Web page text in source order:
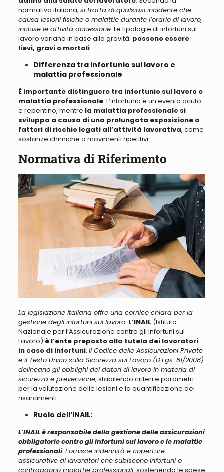
normativa italiana, si tratta di qualsiasi incidente che
causa lesioni fisiche o malattie durante l’orario di lavoro,
incluse le attività accessorie. Le tipologie di infortuni sul
lavoro variano in base alla gravità: possono essere
lievi, gravi o mortali.
Differenza tra infortunio sul lavoro e
malattia professionale
È importante distinguere tra infortunio sul lavoro e
malattia professionale. L’infortunio è un evento acuto
e repentino, mentre la malattia professionale si
sviluppa a causa di una prolungata esposizione a
fattori di rischio legati all’attività lavorativa, come
sostanze chimiche o movimenti ripetitivi.
Normativa di Riferimento
La legislazione italiana offre una cornice chiara per la
gestione degli infortuni sul lavoro. L’INAIL (Istituto
Nazionale per l’Assicurazione contro gli Infortuni sul
Lavoro) è l’ente preposto alla tutela dei lavoratori
in caso di infortuni. Il Codice delle Assicurazioni Private
e il Testo Unico sulla Sicurezza sul Lavoro (D.Lgs. 81/2008)
delineano gli obblighi dei datori di lavoro in materia di
sicurezza e prevenzione, stabilendo criteri e parametri
per la valutazione delle lesioni e la quantificazione dei
risarcimenti.
Ruolo dell’INAIL:
L’INAIL è responsabile della gestione delle assicurazioni
obbligatorie contro gli infortuni sul lavoro e le malattie
professionali. Fornisce indennità e coperture
assicurative ai lavoratori che subiscono infortuni o